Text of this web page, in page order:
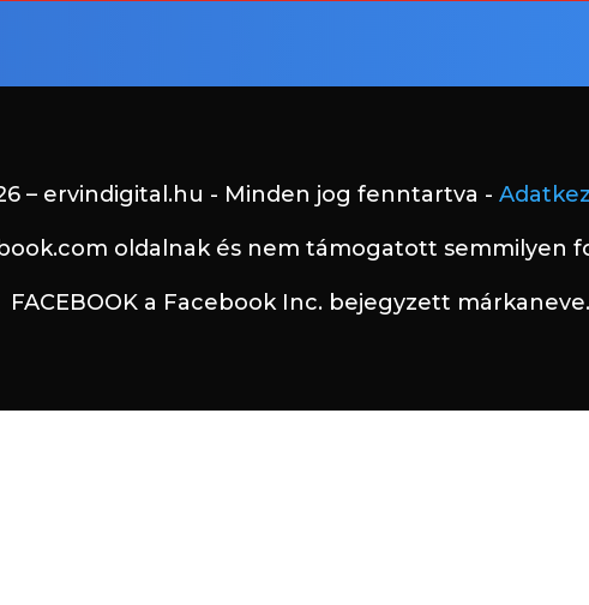
– ervindigital.hu - Minden jog fenntartva -
oldalnak és nem támogatott semmilyen
FACEBOOK a Facebook Inc. bejegyzett márkaneve.